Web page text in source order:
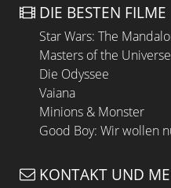
DIE BESTEN FILME
Star Wars: The
Masters of the Universe
Die Odyssee
Vaiana
Minions & Monster
Good Boy: Wir wollen
KONTAKT UND